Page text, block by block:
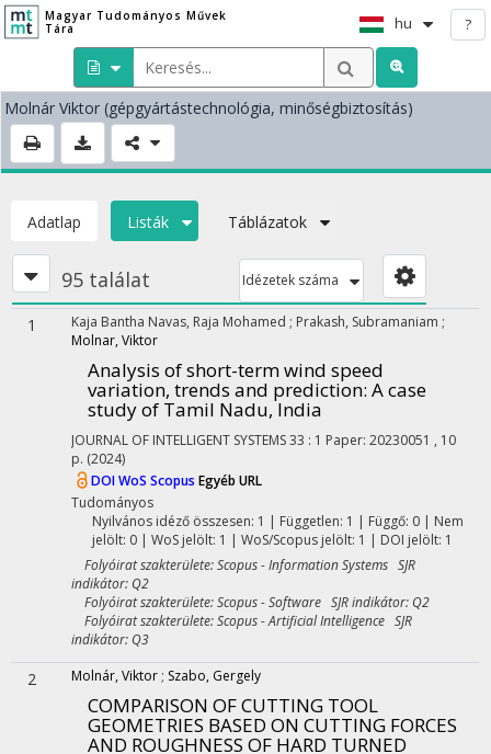
Magyar Tudományos Művek
Tára
hu ?
Molnár Viktor (gépgyártástechnológia, minőségbiztosítás)
Adatlap Listák Táblázatok
95 találat Idézetek száma
1 Kaja Bantha Navas, Raja Mohamed ; Prakash, Subramaniam ;
Molnar, Viktor
Analysis of short-term wind speed
variation, trends and prediction: A case
study of Tamil Nadu, India
JOURNAL OF INTELLIGENT SYSTEMS33 : 1 Paper: 20230051 , 10
p. (2024)
DOIWoS Scopus Egyéb URL
Tudományos
Nyilvános idéző összesen: 1 | Független: 1 | Függő: 0 | Nem
jelölt: 0 | WoS jelölt: 1 | WoS/Scopus jelölt: 1 | DOI jelölt: 1
Folyóirat szakterülete: Scopus - Information Systems SJR
indikátor: Q2
Folyóirat szakterülete: Scopus - Software SJR indikátor: Q2
Folyóirat szakterülete: Scopus - Artificial Intelligence SJR
indikátor: Q3
2 Molnár, Viktor ; Szabo, Gergely
COMPARISON OF CUTTING TOOL
GEOMETRIES BASED ON CUTTING FORCES
AND ROUGHNESS OF HARD TURNED